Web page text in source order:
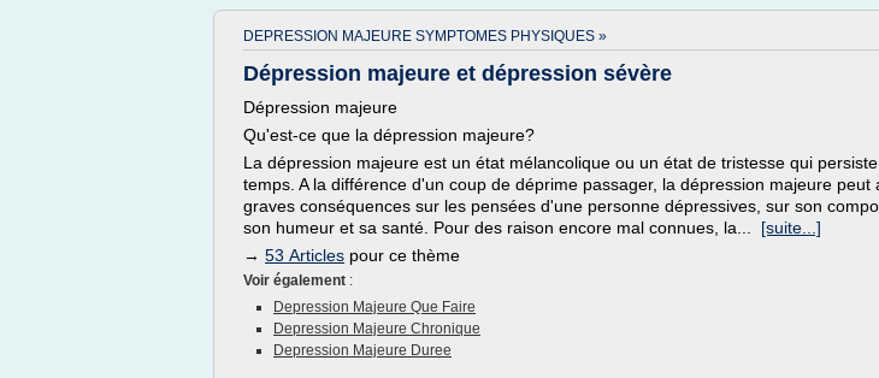
DEPRESSION MAJEURE SYMPTOMES PHYSIQUES »
Dépression majeure et dépression sévère
Dépression majeure
Qu'est-ce que la dépression majeure?
La dépression majeure est un état mélancolique ou un état de tristesse qui
temps. A la différence d'un coup de déprime passager, la dépression majeure peut
graves conséquences sur les pensées d'une personne dépressives, sur son
son humeur et sa santé. Pour des raison encore mal connues, la... [suite...]
→ 53 Articles pour ce thème
Voir également :
Depression Majeure Que Faire
Depression Majeure Chronique
Depression Majeure Duree